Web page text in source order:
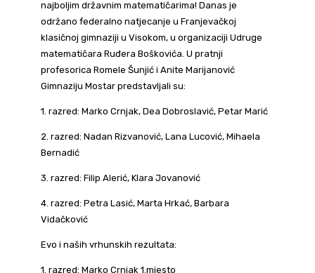
najboljim državnim matematičarima! Danas je
održano federalno natjecanje u Franjevačkoj
klasičnoj gimnaziji u Visokom, u organizaciji Udruge
matematičara Ruđera Boškovića. U pratnji
profesorica Romele Šunjić i Anite Marijanović
Gimnaziju Mostar predstavljali su:
1. razred: Marko Crnjak, Dea Dobroslavić, Petar Marić
2. razred: Nadan Rizvanović, Lana Lucović, Mihaela
Bernadić
3. razred: Filip Alerić, Klara Jovanović
4. razred: Petra Lasić, Marta Hrkać, Barbara
Vidačković
Evo i naših vrhunskih rezultata:
1. razred: Marko Crnjak 1.mjesto